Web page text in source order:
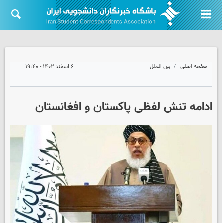
صفحه اصلی بین الملل ۶ اسفند ۱۴۰۲ - ۱۹:۴۰
ادامه تنش‌ لفظی پاکستان و افغانستان